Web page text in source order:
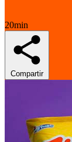
20min
Compartir